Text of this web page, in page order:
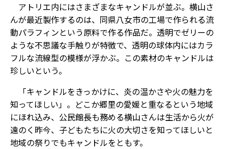
アトリエ内にはさまざまなキャンドルが並ぶ。横山さ
んが最近製作するのは、同県八女市の工場で作られる流
動パラフィンという原料で作る作品だ。透明でゼリーの
ような不思議な手触りが特徴で、透明の球体内にはカラ
フルな流線型の模様が浮かぶ。この素材のキャンドルは
珍しいという。
「キャンドルをきっかけに、炎の温かさや火の魅力を
知ってほしい」。どこか郷里の愛媛と重なるという地域
にほれ込み、公民館長も務める横山さんは生活から火が
遠のく昨今、子どもたちに火の大切さを知ってほしいと
地域の祭りでもキャンドルをともす。